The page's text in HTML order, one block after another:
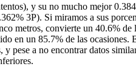
y su no mucho mejor
3P). Si miramos a sus
metros, convierte un 40.6% de
en un 85.7% de las ocasiones.
pese a no encontrar datos